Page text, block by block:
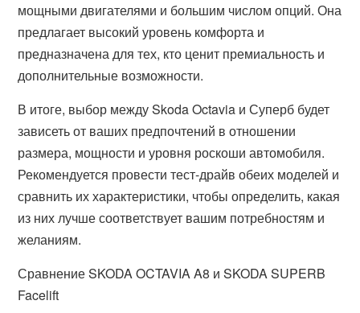
мощными двигателями и большим числом опций. Она
предлагает высокий уровень комфорта и
предназначена для тех, кто ценит премиальность и
дополнительные возможности.
В итоге, выбор между Skoda Octavia и Суперб будет
зависеть от ваших предпочтений в отношении
размера, мощности и уровня роскоши автомобиля.
Рекомендуется провести тест-драйв обеих моделей и
сравнить их характеристики, чтобы определить, какая
из них лучше соответствует вашим потребностям и
желаниям.
Сравнение SKODA OCTAVIA A8 и SKODA SUPERB
Facelift